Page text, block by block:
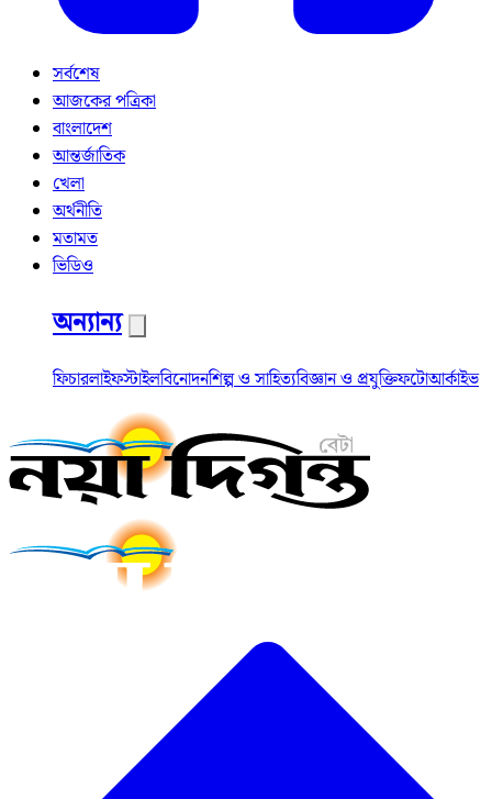
সর্বশেষ
আজকের পত্রিকা
বাংলাদেশ
আন্তর্জাতিক
খেলা
অর্থনীতি
মতামত
ভিডিও
অন্যান্য
ফিচারলাইফস্টাইলবিনোদনশিল্প ও সাহিত্যবিজ্ঞান ও প্রযুক্তিফটোআর্কাইভ